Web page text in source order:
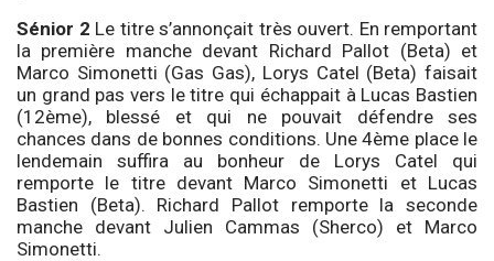
Sénior 2 Le titre s’annonçait très ouvert. En remportant
la première manche devant Richard Pallot (Beta) et
Marco Simonetti (Gas Gas), Lorys Catel (Beta) faisait
un grand pas vers le titre qui échappait à Lucas Bastien
(12ème), blessé et qui ne pouvait défendre ses
chances dans de bonnes conditions. Une 4ème place le
lendemain suffira au bonheur de Lorys Catel qui
remporte le titre devant Marco Simonetti et Lucas
Bastien (Beta). Richard Pallot remporte la seconde
manche devant Julien Cammas (Sherco) et Marco
Simonetti.